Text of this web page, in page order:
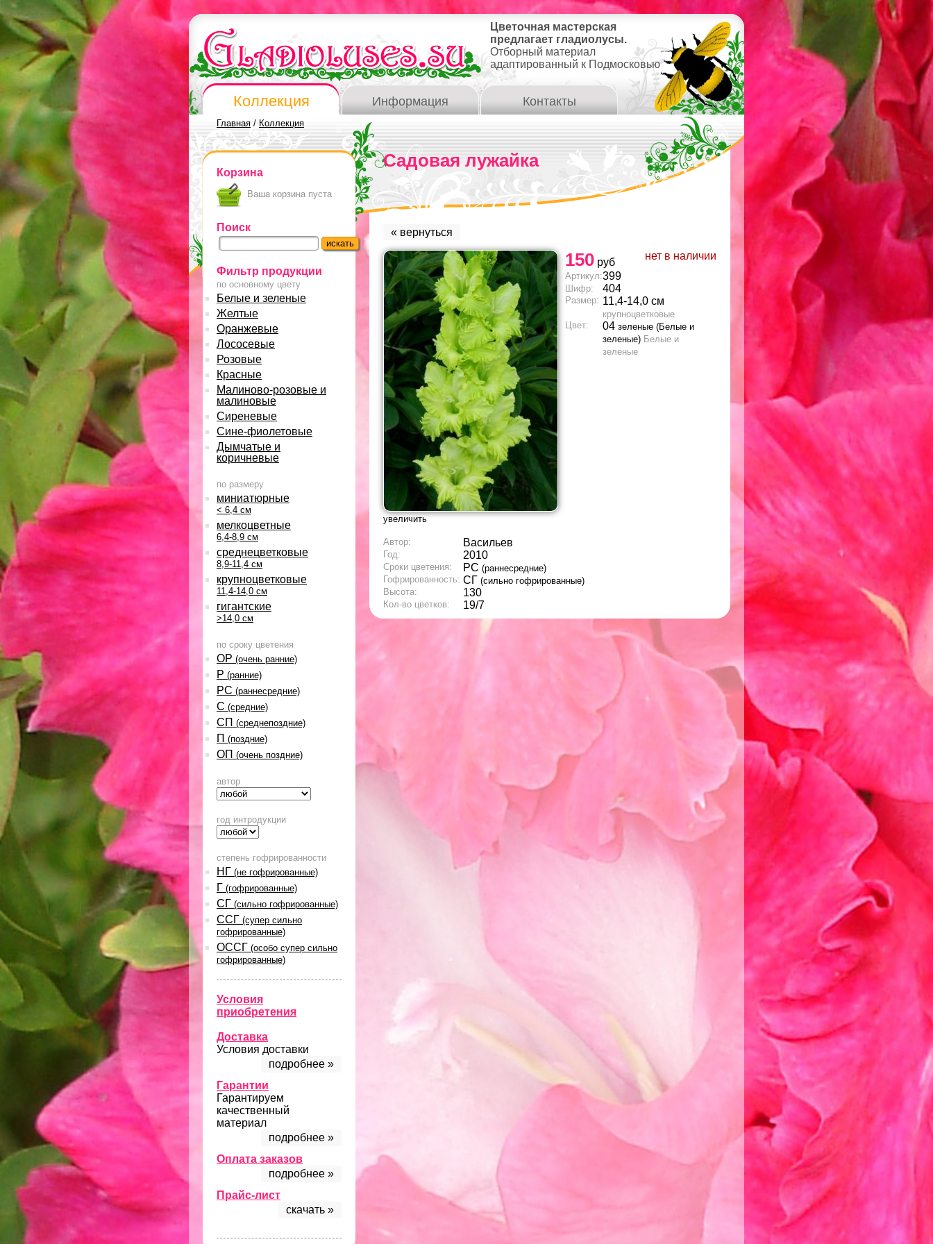
Цветочная мастерская
предлагает гладиолусы.
Отборный материал
адаптированный к Подмосковью
Коллекция Информация Контакты
Главная / Коллекция
Корзина
Ваша корзина пуста
Поиск
Фильтр продукции
по основному цвету
Белые и зеленые
Желтые
Оранжевые
Лососевые
Розовые
Красные
Малиново-розовые и
малиновые
Сиреневые
Сине-фиолетовые
Дымчатые и
коричневые
по размеру
миниатюрные
< 6,4 см
мелкоцветные
6,4-8,9 см
среднецветковые
8,9-11,4 см
крупноцветковые
11,4-14,0 см
гигантские
>14,0 см
по сроку цветения
ОР (очень ранние)
Р (ранние)
РС (раннесредние)
С (средние)
СП (среднепоздние)
П (поздние)
ОП (очень поздние)
автор
год интродукции
степень гофрированности
НГ (не гофрированные)
Г (гофрированные)
СГ (сильно гофрированные)
ССГ (супер сильно
гофрированные)
ОССГ (особо супер сильно
гофрированные)
Условия
приобретения
Доставка
Условия доставки
подробнее »
Гарантии
Гарантируем
качественный
материал
подробнее »
Оплата заказов
подробнее »
Прайс-лист
скачать »
Садовая лужайка
« вернуться
увеличить
150 руб
нет в наличии
Артикул:399
Шифр: 404
Размер: 11,4-14,0 см
крупноцветковые
Цвет:
04 зеленые (Белые и
зеленые) Белые и
зеленые
Автор: Васильев
Год: 2010
Сроки цветения: РС (раннесредние)
Гофрированность: СГ (сильно гофрированные)
Высота:
130
Кол-во цветков: 19/7